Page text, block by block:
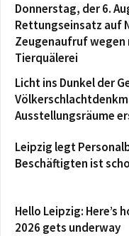
Donnerstag, der 6.
Rettungseinsatz auf
Zeugenaufruf wegen
Tierquälerei
Licht ins Dunkel der
Ausstellungsräume
Leipzig legt
Beschäftigten ist
Hello Leipzig: Here’s
2026 gets underway